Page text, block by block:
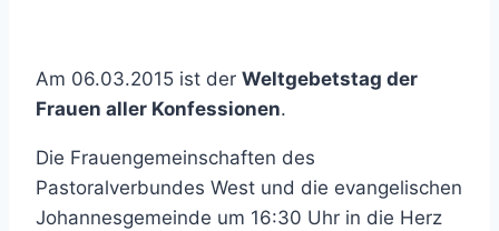
Am 06.03.2015 ist der Weltgebetstag der
Frauen aller Konfessionen.
Die Frauengemeinschaften des
Pastoralverbundes West und die evangelischen
Johannesgemeinde um 16:30 Uhr in die Herz